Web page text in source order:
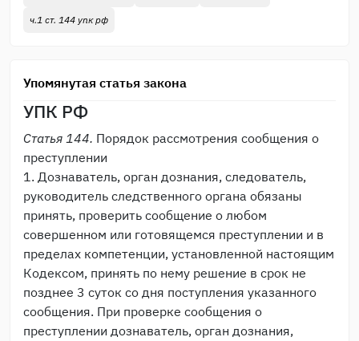
ч.1 ст. 144 упк рф
Упомянутая статья закона
УПК РФ
Статья 144. Порядок рассмотрения сообщения о
преступлении
1. Дознаватель, орган дознания, следователь,
руководитель следственного органа обязаны
принять, проверить сообщение о любом
совершенном или готовящемся преступлении и в
пределах компетенции, установленной настоящим
Кодексом, принять по нему решение в срок не
позднее 3 суток со дня поступления указанного
сообщения. При проверке сообщения о
преступлении дознаватель, орган дознания,